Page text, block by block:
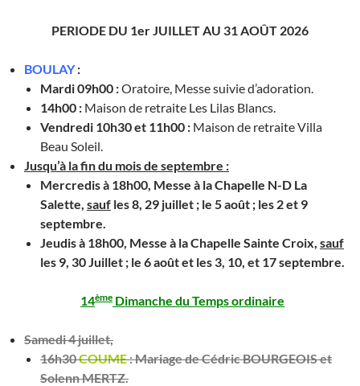
PERIODE DU 1er JUILLET AU 31 AOÛT 2026
BOULAY:
Mardi 09h00 :Oratoire, Messe suivie d’adoration.
14h00 : Maison de retraite Les Lilas Blancs.
Vendredi 10h30 et 11h00 : Maison de retraite Villa
Beau Soleil.
Jusqu’à la fin du mois de septembre :
Mercredis à 18h00, Messe à la Chapelle N-D La
Salette, sauf les 8, 29 juillet ; le 5 août ; les 2 et 9
septembre.
Jeudis à 18h00, Messe à laChapelle Sainte Croix, sauf
les 9, 30 Juillet ; le 6 août et les 3, 10, et 17 septembre.
14ème Dimanche du Temps ordinaire
Samedi 4 juillet,
16h30COUME:Mariage deCédric BOURGEOIS et
Solenn MERTZ.